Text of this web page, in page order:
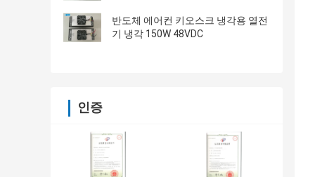
반도체 에어컨 키오스크 냉각용 열전
기 냉각 150W 48VDC
인증